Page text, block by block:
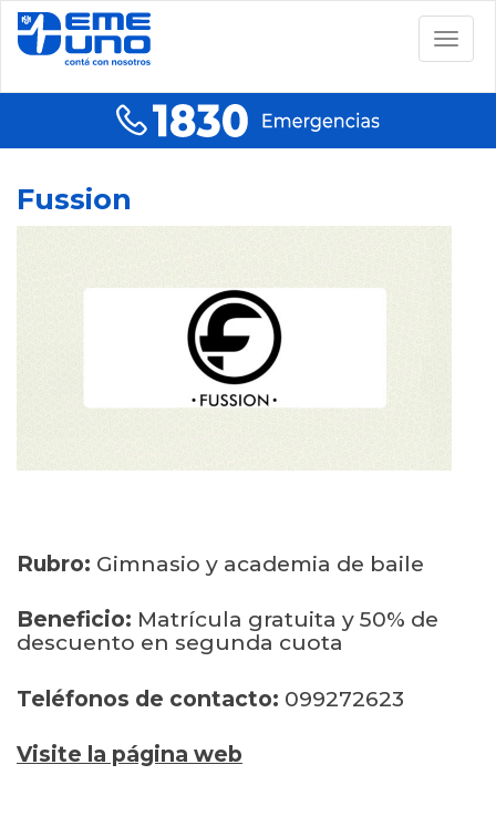
Fussion
Rubro: Gimnasio y academia de baile
Beneficio: Matrícula gratuita y 50% de
descuento en segunda cuota
Teléfonos de contacto: 099272623
Visite la página web